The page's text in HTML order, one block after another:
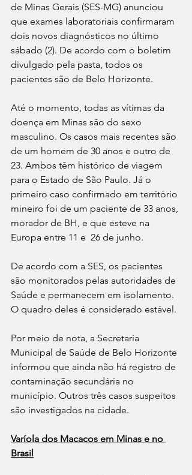
de Minas Gerais (SES-MG) anunciou
que exames laboratoriais confirmaram
dois novos diagnósticos no último
sábado (2). De acordo com o boletim
divulgado pela pasta, todos os
pacientes são de Belo Horizonte.
Até o momento, todas as vítimas da
doença em Minas são do sexo
masculino. Os casos mais recentes são
de um homem de 30 anos e outro de
23. Ambos têm histórico de viagem
para o Estado de São Paulo. Já o
primeiro caso confirmado em território
mineiro foi de um paciente de 33 anos,
morador de BH, e que esteve na
Europa entre 11 e  26 de junho.
De acordo com a SES, os pacientes
são monitorados pelas autoridades de
Saúde e permanecem em isolamento.
O quadro deles é considerado estável.
Por meio de nota, a Secretaria
Municipal de Saúde de Belo Horizonte
informou que ainda não há registro de
contaminação secundária no
município. Outros três casos suspeitos
são investigados na cidade.
Varíola dos Macacos em Minas e no
Brasil